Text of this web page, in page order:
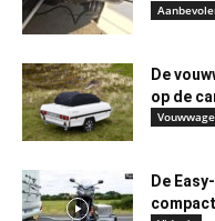
De
op de
De